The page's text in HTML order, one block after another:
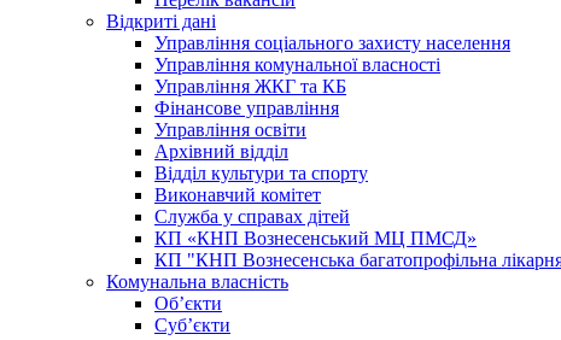
Відкриті дані
Управління соціального захисту населення
Управління комунальної власності
Управління ЖКГ та КБ
Фінансове управління
Управління освіти
Архівний відділ
Відділ культури та спорту
Виконавчий комітет
Служба у справах дітей
КП «КНП Вознесенський МЦ ПМСД»
КП "КНП Вознесенська багатопрофільна
Комунальна власність
Об’єкти
Суб’єкти